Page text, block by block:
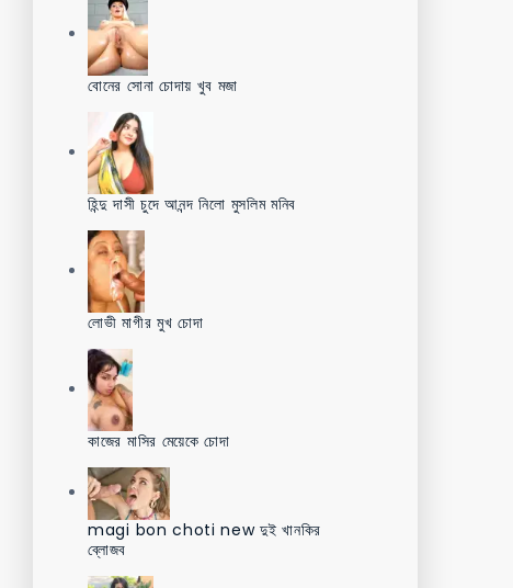
বোনের সোনা চোদায় খুব মজা
হিন্দু দাসী চুদে আনন্দ নিলো মুসলিম মনিব
লোভী মাগীর মুখ চোদা
কাজের মাসির মেয়েকে চোদা
magi bon choti new দুই খানকির
ব্লোজব